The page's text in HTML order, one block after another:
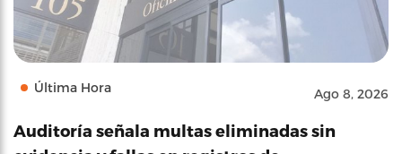
Última Hora Ago 8, 2026
Auditoría señala multas eliminadas sin